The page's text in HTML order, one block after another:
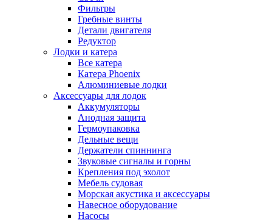
Фильтры
Гребные винты
Детали двигателя
Редуктор
Лодки и катера
Все катера
Катера Phoenix
Алюминиевые лодки
Аксессуары для лодок
Аккумуляторы
Анодная защита
Гермоупаковка
Дельные вещи
Держатели спиннинга
Звуковые сигналы и горны
Крепления под эхолот
Мебель судовая
Морская акустика и аксессуары
Навесное оборудование
Насосы